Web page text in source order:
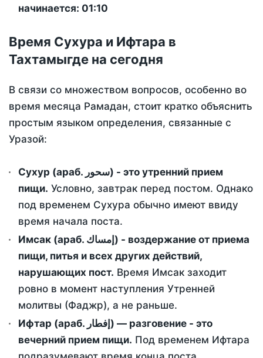
начинается: 01:10
Время Сухура и Ифтара в
Тахтамыгде на сегодня
В связи со множеством вопросов, особенно во
время месяца Рамадан, стоит кратко объяснить
простым языком определения, связанные с
Уразой:
Сухур (араб. سحور) - это утренний прием
пищи. Условно, завтрак перед постом. Однако
под временем Сухура обычно имеют ввиду
время начала поста.
Имсак (араб. إمساك) - воздержание от приема
пищи, питья и всех других действий,
нарушающих пост. Время Имсак заходит
ровно в момент наступления Утренней
молитвы (Фаджр), а не раньше.
Ифтар (араб. إفطار) — разговение - это
вечерний прием пищи. Под временем Ифтара